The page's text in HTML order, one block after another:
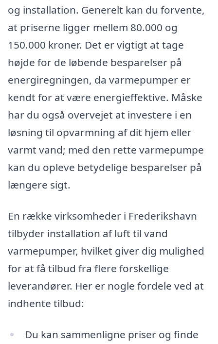
og installation. Generelt kan du forvente,
at priserne ligger mellem 80.000 og
150.000 kroner. Det er vigtigt at tage
højde for de løbende besparelser på
energiregningen, da varmepumper er
kendt for at være energieffektive. Måske
har du også overvejet at investere i en
løsning til opvarmning af dit hjem eller
varmt vand; med den rette varmepumpe
kan du opleve betydelige besparelser på
længere sigt.
En række virksomheder i Frederikshavn
tilbyder installation af luft til vand
varmepumper, hvilket giver dig mulighed
for at få tilbud fra flere forskellige
leverandører. Her er nogle fordele ved at
indhente tilbud:
Du kan sammenligne priser og finde